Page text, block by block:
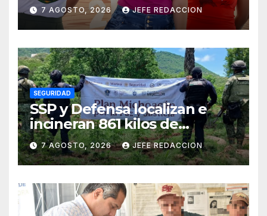
Cultura 2026
7 AGOSTO, 2026 JEFE REDACCION
SEGURIDAD
SSP y Defensa localizan e
incineran 861 kilos de
marihuana en Huetamo
7 AGOSTO, 2026 JEFE REDACCION